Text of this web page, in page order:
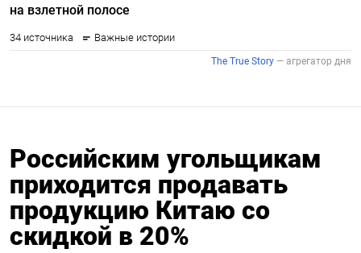
Российским угольщикам
приходится продавать
продукцию Китаю со
скидкой в 20%